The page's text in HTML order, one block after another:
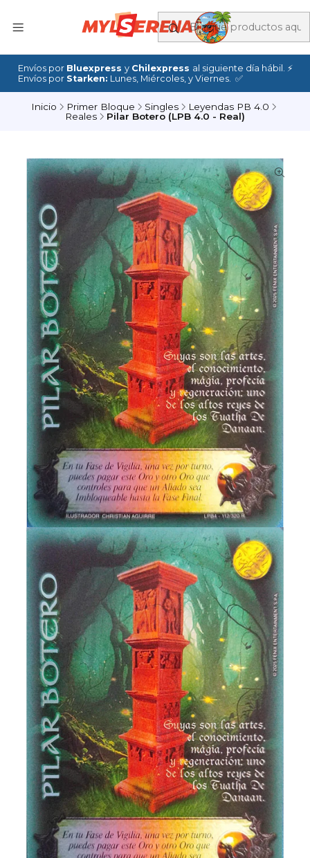
Envíos por Bluexpress y Chilexpress al siguiente día hábil. ⚡
Envíos por Starken: Lunes, Miércoles, y Viernes. ✅
Inicio Primer Bloque Singles
Leyendas PB 4.0
Reales
Pilar Botero (LPB 4.0 - Real)